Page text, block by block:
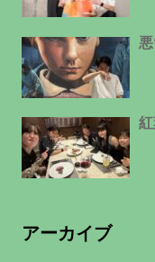
アーカイブ